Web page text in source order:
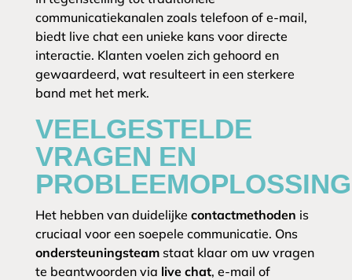
communicatiekanalen zoals telefoon of e-mail,
biedt live chat een unieke kans voor directe
interactie. Klanten voelen zich gehoord en
gewaardeerd, wat resulteert in een sterkere
band met het merk.
VEELGESTELDE
VRAGEN EN
PROBLEEMOPLOSSING
Het hebben van duidelijke contactmethoden is
cruciaal voor een soepele communicatie. Ons
ondersteuningsteamstaat klaar om uw vragen
te beantwoorden via live chat, e-mail of